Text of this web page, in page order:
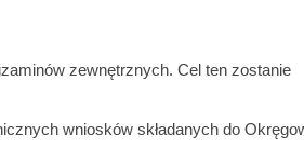
zewnętrznych. Cel ten zostanie
wniosków składanych do